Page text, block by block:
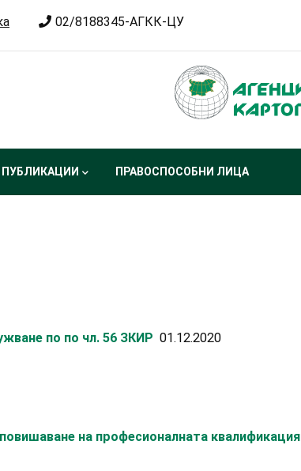
02/8188345-АГКК-ЦУ
ПУБЛИКАЦИИ ПРАВОСПОСОБНИ ЛИЦА
по по чл. 56 ЗКИР 01.12.2020
на професионалната квалификация